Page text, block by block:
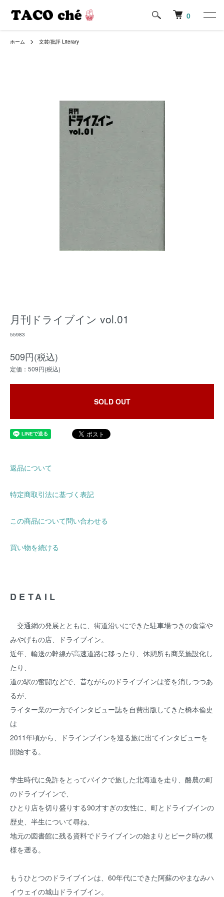
0
ホーム 文芸/批評 Literary
月刊ドライブイン vol.01
55983
509円(税込)
定価：509円(税込)
SOLD OUT
返品について
特定商取引法に基づく表記
この商品について問い合わせる
買い物を続ける
DETAIL
交通網の発展とともに、街道沿いにできた駐車場つきの食堂や
みやげもの店、ドライブイン。
近年、輸送の幹線が高速道路に移ったり、休憩所も商業施設化し
たり、
道の駅の奮闘などで、昔ながらのドライブインは姿を消しつつあ
るが、
ライター業の一方でインタビュー誌を自費出版してきた橋本倫史
は
2011年頃から、ドラインブインを巡る旅に出てインタビューを
開始する。
学生時代に免許をとってバイクで旅した北海道を走り、酪農の町
のドライブインで、
ひとり店を切り盛りする90才すぎの女性に、町とドライブインの
歴史、半生について尋ね、
地元の図書館に残る資料でドライブインの始まりとピーク時の模
様を遡る。
もうひとつのドライブインは、60年代にできた阿蘇のやまなみハ
イウェイの城山ドライブイン。